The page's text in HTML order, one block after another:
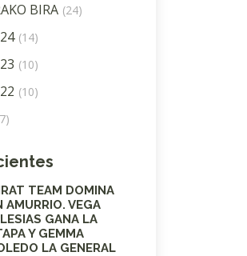
BIRA (24)
(14)
(10)
(10)
TEAM DOMINA
AMURRIO. VEGA
GANA LA
Y GEMMA
LA GENERAL